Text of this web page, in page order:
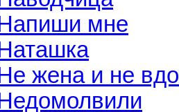
мне
жена и не